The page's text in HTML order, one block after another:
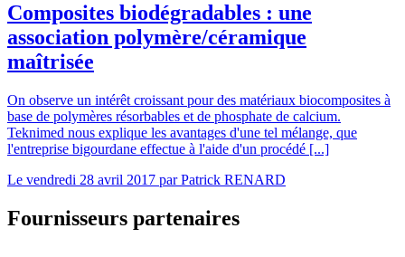
Composites biodégradables : une
association polymère/céramique
maîtrisée
On observe un intérêt croissant pour des matériaux biocomposites à
base de polymères résorbables et de phosphate de calcium.
Teknimed nous explique les avantages d'une tel mélange, que
l'entreprise bigourdane effectue à l'aide d'un procédé [...]
Le vendredi 28 avril 2017 parPatrick RENARD
Fournisseurs partenaires